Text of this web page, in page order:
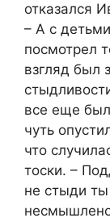
отказался
– А с
посмотрел
взгляд был
все еще
чуть
что
тоски. –
не стыди